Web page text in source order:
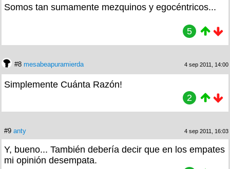
Somos tan sumamente mezquinos y egocéntricos...
5
#8 mesabeapuramierda 4 sep 2011, 14:00
Simplemente Cuánta Razón!
2
#9 anty 4 sep 2011, 16:03
Y, bueno... También debería decir que en los empates
mi opinión desempata.